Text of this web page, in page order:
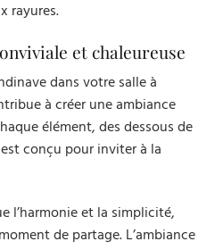
rayures.
et chaleureuse
dans votre salle à
à créer une ambiance
élément, des dessous de
conçu pour inviter à la
l’harmonie et la simplicité,
de partage. L’ambiance